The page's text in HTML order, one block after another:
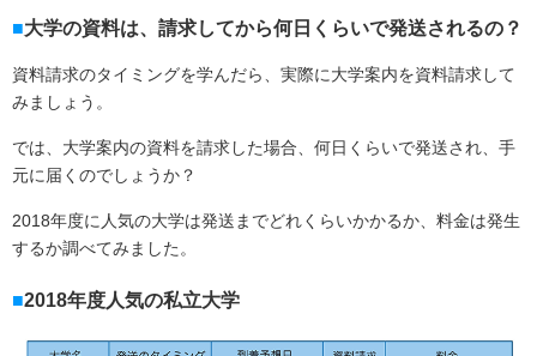
大学の資料は、請求してから何日くらいで発送されるの？
資料請求のタイミングを学んだら、実際に大学案内を資料請求して
みましょう。
では、大学案内の資料を請求した場合、何日くらいで発送され、手
元に届くのでしょうか？
2018年度に人気の大学は発送までどれくらいかかるか、料金は発生
するか調べてみました。
2018年度人気の私立大学